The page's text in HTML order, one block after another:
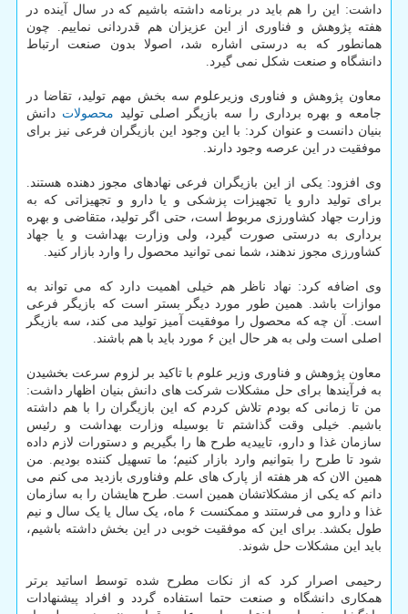
داشت: این را هم باید در برنامه داشته باشیم که در سال آینده در
هفته پژوهش و فناوری از این عزیزان هم قدردانی نماییم. چون
همانطور که به درستی اشاره شد، اصولا بدون صنعت ارتباط
دانشگاه و صنعت شکل نمی گیرد.
معاون پژوهش و فناوری وزیرعلوم سه بخش مهم تولید، تقاضا در
جامعه و بهره برداری را سه بازیگر اصلی تولید محصولات دانش
بنیان دانست و عنوان کرد: با این وجود این بازیگران فرعی نیز برای
موفقیت در این عرصه وجود دارند.
وی افزود: یکی از این بازیگران فرعی نهادهای مجوز دهنده هستند.
برای تولید دارو یا تجهیزات پزشکی و یا دارو و تجهیزاتی که به
وزارت جهاد کشاورزی مربوط است، حتی اگر تولید، متقاضی و بهره
برداری به درستی صورت گیرد، ولی وزارت بهداشت و یا جهاد
کشاورزی مجوز ندهند، شما نمی توانید محصول را وارد بازار کنید.
وی اضافه کرد: نهاد ناظر هم خیلی اهمیت دارد که می تواند به
موازات باشد. همین طور مورد دیگر بستر است که بازیگر فرعی
است. آن چه که محصول را موفقیت آمیز تولید می کند، سه بازیگر
اصلی است ولی به هر حال این ۶ مورد باید با هم باشند.
معاون پژوهش و فناوری وزیر علوم با تاکید بر لزوم سرعت بخشیدن
به فرآیندها برای حل مشکلات شرکت های دانش بنیان اظهار داشت:
من تا زمانی که بودم تلاش کردم که این بازیگران را با هم داشته
باشیم. خیلی وقت گذاشتم تا بوسیله وزارت بهداشت و رئیس
سازمان غذا و دارو، تاییدیه طرح ها را بگیریم و دستورات لازم داده
شود تا طرح را بتوانیم وارد بازار کنیم؛ ما تسهیل کننده بودیم. من
همین الان که هر هفته از پارک های علم وفناوری بازدید می کنم می
دانم که یکی از مشکلاتشان همین است. طرح هایشان را به سازمان
غذا و دارو می فرستند و ممکنست ۶ ماه، یک سال یا یک سال و نیم
طول بکشد. برای این که موفقیت خوبی در این بخش داشته باشیم،
باید این مشکلات حل شوند.
رحیمی اصرار کرد که از نکات مطرح شده توسط اساتید برتر
همکاری دانشگاه و صنعت حتما استفاده گردد و افراد پیشنهادات